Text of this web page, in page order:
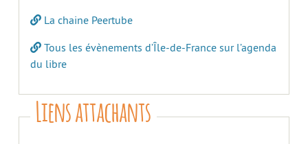
La chaine Peertube
Tous les évènements d’Île-de-France sur l’agenda
du libre
Liens attachants